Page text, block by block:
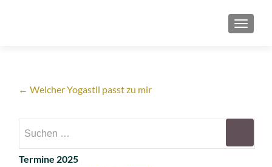
Artikel-
Navigation
← Welcher Yogastil passt zu mir
nach:
Termine 2025